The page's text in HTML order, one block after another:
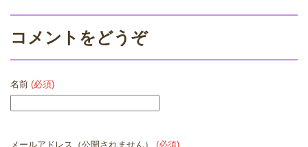
コメントをどうぞ
名前 (必須)
メールアドレス（公開されません） (必須)